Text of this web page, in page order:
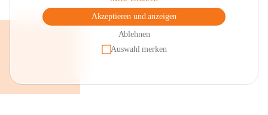
Akzeptieren und anzeigen
Ablehnen
Auswahl merken